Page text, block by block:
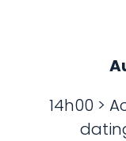
14h00 >